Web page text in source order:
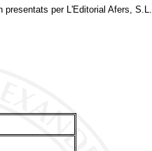
presentats per L'Editorial Afers, S.L.